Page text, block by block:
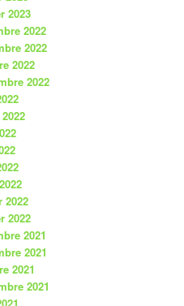
2023
2022
2022
2022
2022
2022
2022
2021
2021
2021
2021